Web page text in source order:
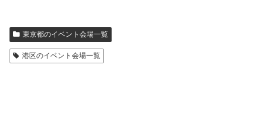
東京都のイベント会場一覧
港区のイベント会場一覧